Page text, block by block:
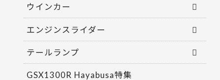
ウインカー
エンジンスライダー
テールランプ
GSX1300R Hayabusa特集